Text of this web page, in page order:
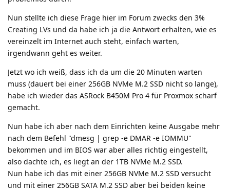
Nun stellte ich diese Frage hier im Forum zwecks den 3%
Creating LVs und da habe ich ja die Antwort erhalten, wie es
vereinzelt im Internet auch steht, einfach warten,
irgendwann geht es weiter.
Jetzt wo ich weiß, dass ich da um die 20 Minuten warten
muss (dauert bei einer 256GB NVMe M.2 SSD nicht so lange),
habe ich wieder das ASRock B450M Pro 4 für Proxmox scharf
gemacht.
Nun habe ich aber nach dem Einrichten keine Ausgabe mehr
nach dem Befehl "dmesg | grep -e DMAR -e IOMMU"
bekommen und im BIOS war aber alles richtig eingestellt,
also dachte ich, es liegt an der 1TB NVMe M.2 SSD.
Nun habe ich das mit einer 256GB NVMe M.2 SSD versucht
und mit einer 256GB SATA M.2 SSD aber bei beiden keine